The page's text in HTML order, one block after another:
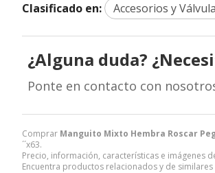
Comprar Manguito Mixto Hembra Roscar
´´x63.
Precio, información, características e imágenes
Encuentra productos relacionados y de
Clasificado en: Accesorios y
¿Alguna duda?
Ponte en contacto con